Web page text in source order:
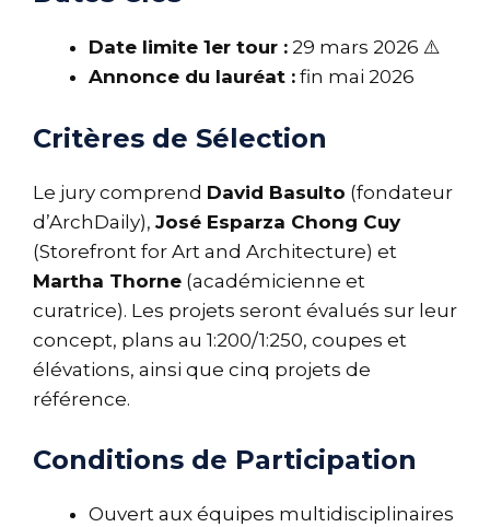
Date limite 1er tour : 29 mars 2026 ⚠️
Annonce du lauréat : fin mai 2026
Critères de Sélection
Le jury comprend David Basulto (fondateur
d’ArchDaily), José Esparza Chong Cuy
(Storefront for Art and Architecture) et
Martha Thorne (académicienne et
curatrice). Les projets seront évalués sur leur
concept, plans au 1:200/1:250, coupes et
élévations, ainsi que cinq projets de
référence.
Conditions de Participation
Ouvert aux équipes multidisciplinaires